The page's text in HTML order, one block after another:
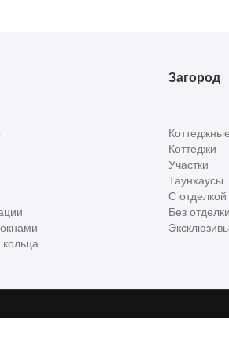
Загород
Коттеджи
Участки
Таунхаусы
С отделкой
Без отделки
Эксклюзивы
и бизнес класса в России. Используя сервис,